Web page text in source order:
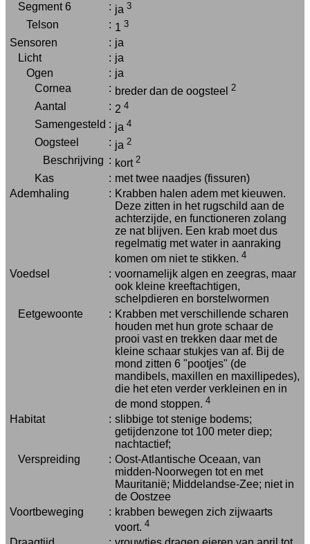
Segment 6 : ja 3
Telson : 1 3
Sensoren : ja
Licht
: ja
Ogen
: ja
Cornea
: breder dan de oogsteel 2
Aantal : 2 4
Samengesteld : ja 4
Oogsteel : ja 2
Beschrijving : kort 2
Kas : met twee naadjes (fissuren)
Ademhaling
: Krabben halen adem met kieuwen.
Deze zitten in het rugschild aan de
achterzijde, en functioneren zolang
ze nat blijven. Een krab moet dus
regelmatig met water in aanraking
komen om niet te stikken. 4
Voedsel : voornamelijk algen en zeegras, maar
ook kleine kreeftachtigen,
schelpdieren en borstelwormen
Eetgewoonte
: Krabben met verschillende scharen
houden met hun grote schaar de
prooi vast en trekken daar met de
kleine schaar stukjes van af. Bij de
mond zitten 6 "pootjes" (de
mandibels, maxillen en maxillipedes),
die het eten verder verkleinen en in
de mond stoppen. 4
Habitat : slibbige tot stenige bodems;
getijdenzone tot 100 meter diep;
nachtactief;
Verspreiding
: Oost-Atlantische Oceaan, van
midden-Noorwegen tot en met
Mauritanië; Middelandse-Zee; niet in
de Oostzee
Voortbeweging
: krabben bewegen zich zijwaarts
voort. 4